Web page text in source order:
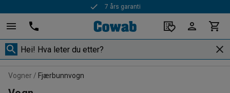
7 års garanti
Vogner Fjærbunnvogn